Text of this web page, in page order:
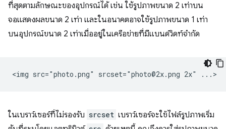
ที่สุดตามลักษณะของอุปกรณ์ได้ เช่น ใช้รูปภาพขนาด 2 เท่าบน
จอแสดงผลขนาด 2 เท่า และในอนาคตอาจใช้รูปภาพขนาด 1 เท่า
บนอุปกรณ์ขนาด 2 เท่าเมื่ออยู่ในเครือข่ายที่มีแบนด์วิดท์จำกัด
ในเบราว์เซอร์ที่ไม่รองรับ srcset เบราว์เซอร์จะใช้ไฟล์รูปภาพเริ่ม